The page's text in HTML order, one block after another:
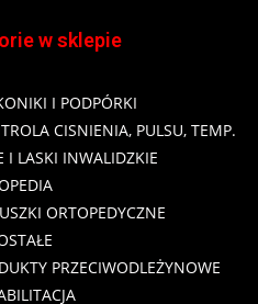
w sklepie
I PODPÓRKI
CISNIENIA, PULSU, TEMP.
I LASKI INWALIDZKIE
ORTOPEDYCZNE
PRZECIWODLEŻYNOWE